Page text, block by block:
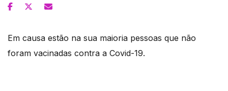
Em causa estão na sua maioria pessoas que não
foram vacinadas contra a Covid-19.